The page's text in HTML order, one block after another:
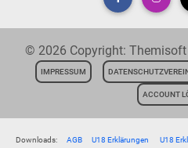
© 2026 Copyright:
IMPRESSUM
ACCOUNT
Downloads: AGB U18 Erklärungen U18